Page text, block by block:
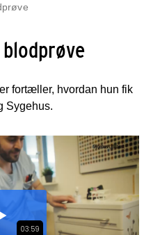
fortæller, hvordan hun fik
Sygehus.